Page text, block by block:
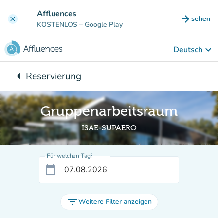
clear Affluences
KOSTENLOS – Google Play arrow_forward sehen
(new
Deutsch keyboard_arrow_down
arrow_leftZurück zu:
Reservierung
Gruppenarbeitsraum
ISAE-SUPAERO
Für welchen Tag?
calendar_today
filter_listWeitere Filter anzeigen